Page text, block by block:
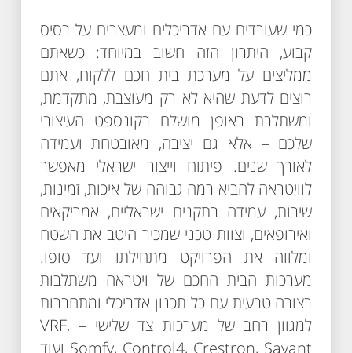
כמי שעובדים עם אדריכלים ומעצבים על בסיס
קבוע, היתרון הזה חשוב במיוחד: כשאתם
ממליצים על מערכת בית חכם ללקוח, אתם
רוצים לדעת שהיא לא רק מעוצבת, מתקדמת,
ומשתלבת באופן מושלם בקונספט העיצובי
שלכם – אלא גם יציבה, מאובטחת ועמידה
לאורך שנים. פיתוח וייצור ישראלי מאפשר
לוויטראה להביא רמה גבוהה של איכות, זמינות,
שירות, עמידה בתקנים ישראליים, אמריקאים
ואירופאים, וצוות טכני שמכיר היטב את השטח
ומלווה את הפרויקט מתחילתו ועד סופו.
מערכות הבית החכם של ויטראה משתלבות
בצורה טבעית עם כל תכנון אדריכלי ומתחברות
למגוון רחב של מערכות צד שלישי – VRF,
Somfy, Control4, Crestron, Savant ועוד